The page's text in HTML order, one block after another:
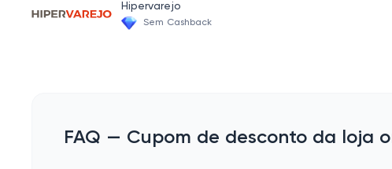
Hipervarejo
Sem Cashback
FAQ — Cupom de desconto da loja